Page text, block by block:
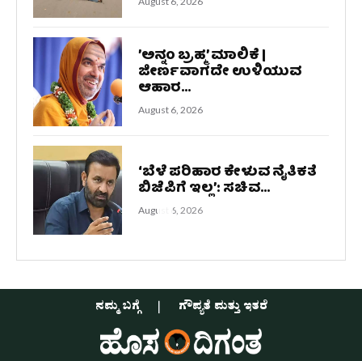
’ಅನ್ನಂ ಬ್ರಹ್ಮ’ ಮಾಲಿಕೆ |
ಜೀರ್ಣವಾಗದೇ ಉಳಿಯುವ
ಆಹಾರ...
August 6, 2026
‘ಬೆಳೆ ಪರಿಹಾರ ಕೇಳುವ ನೈತಿಕತೆ
ಬಿಜೆಪಿಗೆ ಇಲ್ಲ’: ಸಚಿವ...
August 6, 2026
ನಮ್ಮ ಬಗ್ಗೆ ಗೌಪ್ಯತೆ ಮತ್ತು ಇತರೆ